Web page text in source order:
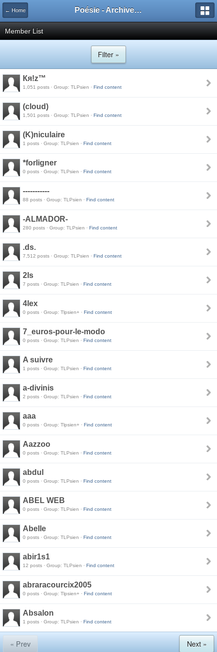
← Home Poésie - Archives de Toute La Poésie - 2005 - 2006
Member List
Filter »
Кя!z™
1,051 posts · Group: TLPsien · Find content
(cloud)
1,501 posts · Group: TLPsien · Find content
(K)niculaire
1 posts · Group: TLPsien · Find content
*forligner
0 posts · Group: TLPsien · Find content
-----------
88 posts · Group: TLPsien · Find content
-ALMADOR-
280 posts · Group: TLPsien · Find content
.ds.
7,512 posts · Group: TLPsien · Find content
2ls
7 posts · Group: TLPsien · Find content
4lex
0 posts · Group: Tlpsien+ · Find content
7_euros-pour-le-modo
0 posts · Group: TLPsien · Find content
A suivre
1 posts · Group: TLPsien · Find content
a-divinis
2 posts · Group: TLPsien · Find content
aaa
0 posts · Group: Tlpsien+ · Find content
Aazzoo
0 posts · Group: TLPsien · Find content
abdul
0 posts · Group: TLPsien · Find content
ABEL WEB
0 posts · Group: TLPsien · Find content
Abelle
0 posts · Group: TLPsien · Find content
abir1s1
12 posts · Group: TLPsien · Find content
abraracourcix2005
0 posts · Group: Tlpsien+ · Find content
Absalon
1 posts · Group: TLPsien · Find content
« Prev Next »